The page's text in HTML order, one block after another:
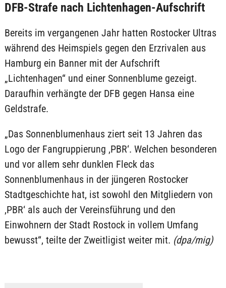
DFB-Strafe nach Lichtenhagen-Aufschrift
Bereits im vergangenen Jahr hatten Rostocker Ultras
während des Heimspiels gegen den Erzrivalen aus
Hamburg ein Banner mit der Aufschrift
„Lichtenhagen“ und einer Sonnenblume gezeigt.
Daraufhin verhängte der DFB gegen Hansa eine
Geldstrafe.
„Das Sonnenblumenhaus ziert seit 13 Jahren das
Logo der Fangruppierung ‚PBR‘. Welchen besonderen
und vor allem sehr dunklen Fleck das
Sonnenblumenhaus in der jüngeren Rostocker
Stadtgeschichte hat, ist sowohl den Mitgliedern von
‚PBR‘ als auch der Vereinsführung und den
Einwohnern der Stadt Rostock in vollem Umfang
bewusst“, teilte der Zweitligist weiter mit. (dpa/mig)